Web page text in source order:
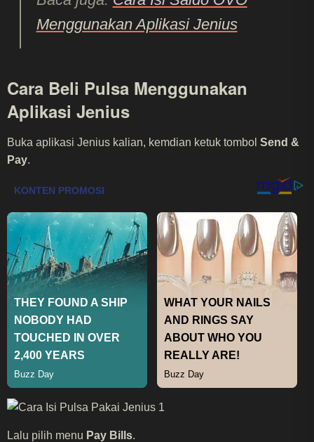
Menggunakan Aplikasi Jenius
Cara Beli Pulsa Menggunakan
Aplikasi Jenius
Buka aplikasi Jenius kalian, kemdian ketuk tombol Send &
Pay.
Lalu pilih menu Pay Bills.